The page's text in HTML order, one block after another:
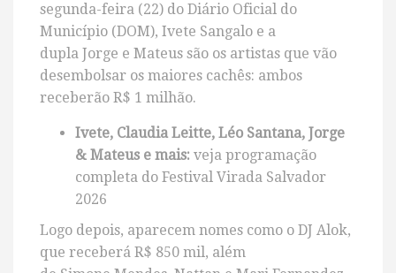
segunda-feira (22) do Diário Oficial do
Município (DOM), Ivete Sangalo e a
dupla Jorge e Mateus são os artistas que vão
desembolsar os maiores cachês: ambos
receberão R$ 1 milhão.
Ivete, Claudia Leitte, Léo Santana, Jorge
& Mateus e mais: veja programação
completa do Festival Virada Salvador
2026
Logo depois, aparecem nomes como o DJ Alok,
que receberá R$ 850 mil, além